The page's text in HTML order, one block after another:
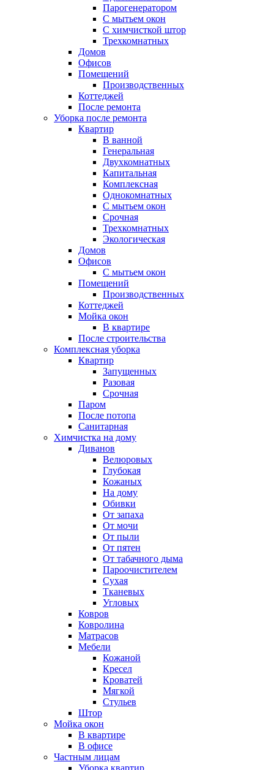
Парогенератором
С мытьем окон
С химчисткой штор
Трехкомнатных
Домов
Офисов
Помещений
Производственных
Коттеджей
После ремонта
Уборка после ремонта
Квартир
В ванной
Генеральная
Двухкомнатных
Капитальная
Комплексная
Однокомнатных
С мытьем окон
Срочная
Трехкомнатных
Экологическая
Домов
Офисов
С мытьем окон
Помещений
Производственных
Коттеджей
Мойка окон
В квартире
После строительства
Комплексная уборка
Квартир
Запущенных
Разовая
Срочная
Паром
После потопа
Санитарная
Химчистка на дому
Диванов
Велюровых
Глубокая
Кожаных
На дому
Обивки
От запаха
От мочи
От пыли
От пятен
От табачного дыма
Пароочистителем
Сухая
Тканевых
Угловых
Ковров
Ковролина
Матрасов
Мебели
Кожаной
Кресел
Кроватей
Мягкой
Стульев
Штор
Мойка окон
В квартире
В офисе
Частным лицам
Уборка квартир